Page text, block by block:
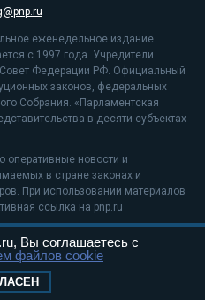
еженедельное издание
с 1997 года. Учредители
Совет Федерации РФ. Официальный
законов, федеральных
Собрания. «Парламентская
в десяти субъектах
оперативные новости и
в стране законах и
При использовании материалов
ссылка на pnp.ru
рекомендательные
данных
Вы соглашаетесь с
файлов cookie